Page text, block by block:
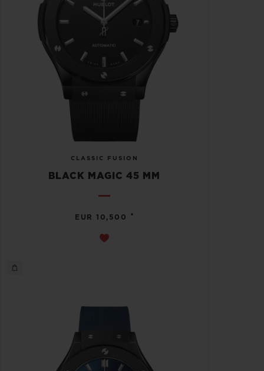
CLASSIC FUSION
BLACK MAGIC 45 MM
EUR 10,500 •